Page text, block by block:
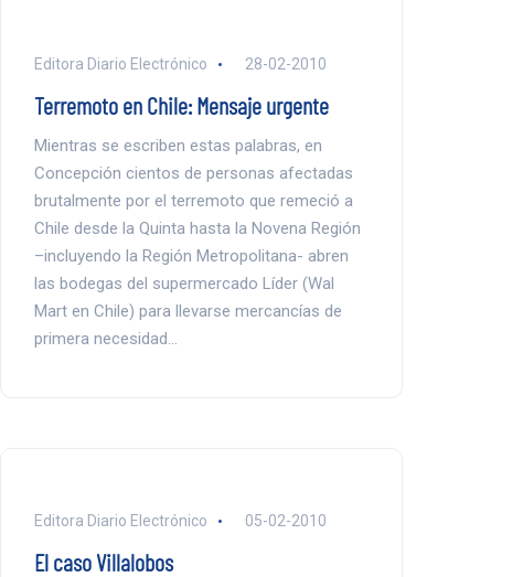
Editora Diario Electrónico 28-02-2010
Terremoto en Chile: Mensaje urgente
Mientras se escriben estas palabras, en
Concepción cientos de personas afectadas
brutalmente por el terremoto que remeció a
Chile desde la Quinta hasta la Novena Región
–incluyendo la Región Metropolitana- abren
las bodegas del supermercado Líder (Wal
Mart en Chile) para llevarse mercancías de
primera necesidad…
Editora Diario Electrónico 05-02-2010
El caso Villalobos